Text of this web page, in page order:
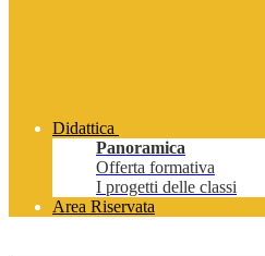
Didattica
Panoramica
Offerta formativa
I progetti delle classi
Area Riservata